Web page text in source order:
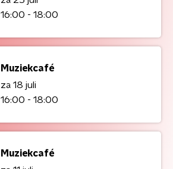
16:00 - 18:00
Muziekcafé
za 18 juli
16:00 - 18:00
Muziekcafé